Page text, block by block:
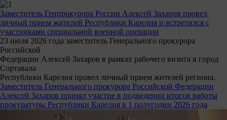
Заместитель Генпрокурора России Алексей Захаров провел
личный прием жителей Республики Карелия и встретился с
участниками специальной военной операции
23 июля 2026 года заместитель Генерального прокурора
Российской
Федерации Алексей Захаров в рамках рабочего визита в город
Сортавала
Республики Карелия провел личный прием жителей региона.
Заместитель Генерального прокурора Российской Федерации
Алексей Захаров принял участие в подведении итогов работы
прокуратуры Республики Карелия в 1 полугодии 2026 года